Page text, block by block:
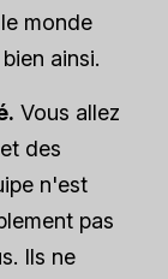
monde
ainsi.
Vous allez
des
n'est
pas
Ils ne